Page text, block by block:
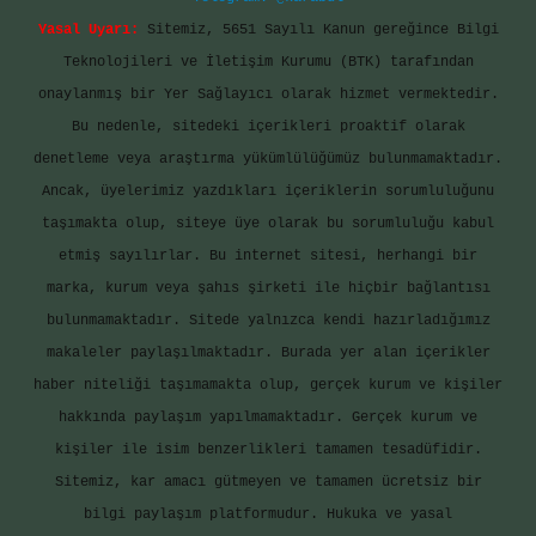
Yasal Uyarı:
Sitemiz, 5651 Sayılı Kanun gereğince Bilgi
Teknolojileri ve İletişim Kurumu (BTK) tarafından
onaylanmış bir Yer Sağlayıcı olarak hizmet vermektedir.
Bu nedenle, sitedeki içerikleri proaktif olarak
denetleme veya araştırma yükümlülüğümüz bulunmamaktadır.
Ancak, üyelerimiz yazdıkları içeriklerin sorumluluğunu
taşımakta olup, siteye üye olarak bu sorumluluğu kabul
etmiş sayılırlar. Bu internet sitesi, herhangi bir
marka, kurum veya şahıs şirketi ile hiçbir bağlantısı
bulunmamaktadır. Sitede yalnızca kendi hazırladığımız
makaleler paylaşılmaktadır. Burada yer alan içerikler
haber niteliği taşımamakta olup, gerçek kurum ve kişiler
hakkında paylaşım yapılmamaktadır. Gerçek kurum ve
kişiler ile isim benzerlikleri tamamen tesadüfidir.
Sitemiz, kar amacı gütmeyen ve tamamen ücretsiz bir
bilgi paylaşım platformudur. Hukuka ve yasal